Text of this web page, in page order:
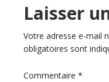
du
lecteur
Laisser
Votre adresse e-mail
obligatoires sont
Commentaire *